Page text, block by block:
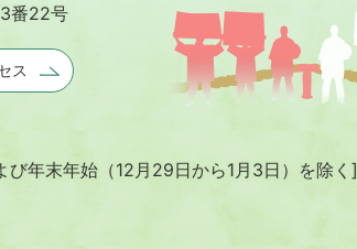
番22号
ス
び年末年始 （12月29日から1月3日）を除く]